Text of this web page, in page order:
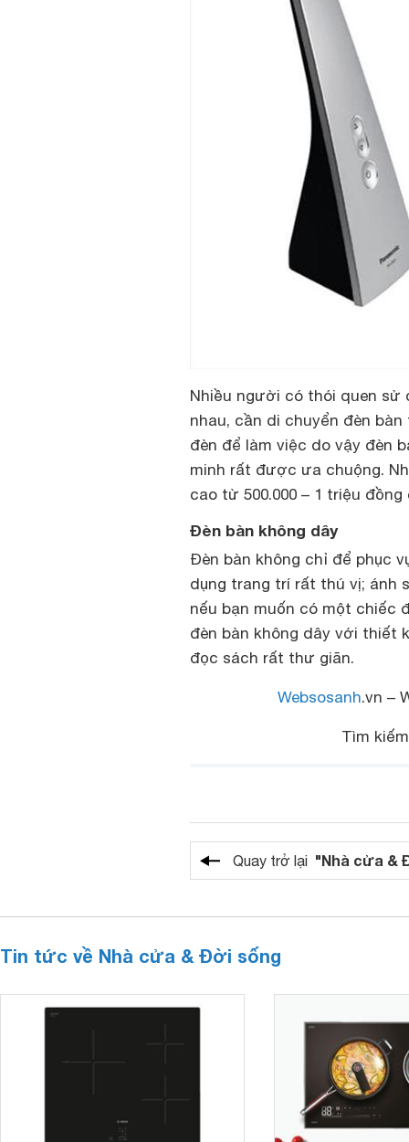
Nhiều người có thói quen sử
nhau, cần di chuyển đèn
đèn để làm việc do vậy đèn
minh rất được ưa chuộng.
cao từ 500.000 – 1 triệu
Đèn bàn không dây
Đèn bàn không chỉ để phục
dụng trang trí rất thú vị; ánh
nếu bạn muốn có một chiếc
đèn bàn không dây với thiết
đọc sách rất thư giãn.
Websosanh.vn –
Tìm
Quay trở lại "Nhà cửa &
Tin tức về Nhà cửa & Đời sống